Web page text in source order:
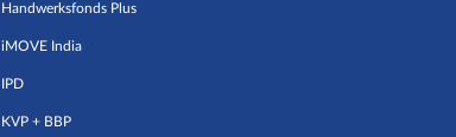
Handwerksfonds Plus
iMOVE India
IPD
KVP + BBP